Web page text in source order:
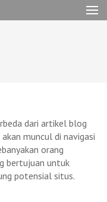
dari artikel blog
muncul di navigasi
orang
bertujuan untuk
potensial situs.